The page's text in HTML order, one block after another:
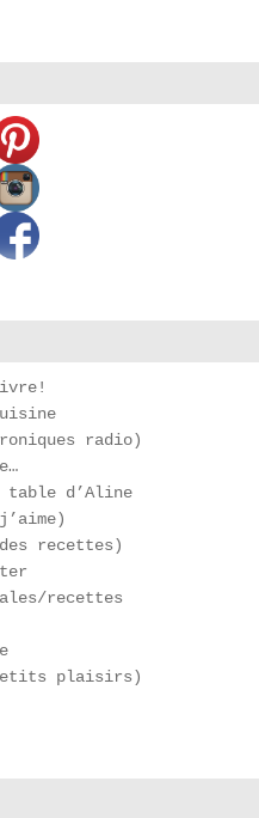
livre!
radio)
table d’Aline
recettes)
recettes
plaisirs)